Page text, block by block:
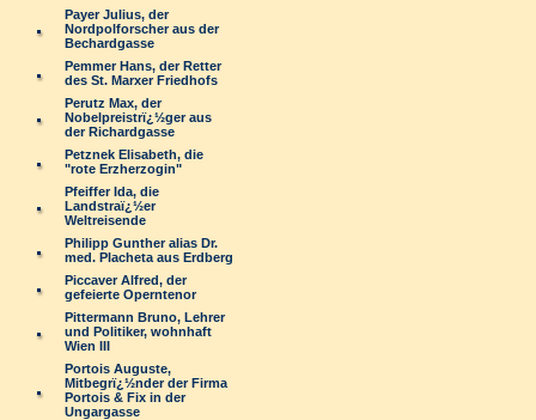
Payer Julius, der
Nordpolforscher aus der
Bechardgasse
Pemmer Hans, der Retter
des St. Marxer Friedhofs
Perutz Max, der
Nobelpreistrï¿½ger aus
der Richardgasse
Petznek Elisabeth, die
"rote Erzherzogin"
Pfeiffer Ida, die
Landstraï¿½er
Weltreisende
Philipp Gunther alias Dr.
med. Placheta aus Erdberg
Piccaver Alfred, der
gefeierte Operntenor
Pittermann Bruno, Lehrer
und Politiker, wohnhaft
Wien III
Portois Auguste,
Mitbegrï¿½nder der Firma
Portois & Fix in der
Ungargasse